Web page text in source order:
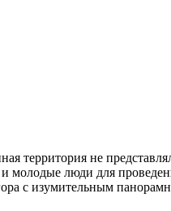
территория не
молодые люди для
с изумительным